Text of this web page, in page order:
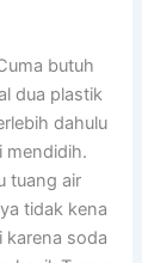
butuh
dua plastik
dahulu
mendidih.
tuang air
tidak kena
karena soda